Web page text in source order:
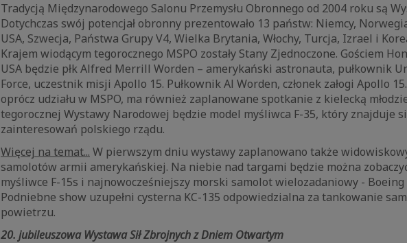
Tradycją Międzynarodowego Salonu Przemysłu Obronnego od 2004 roku są
Dotychczas swój potencjał obronny prezentowało 13 państw: Niemcy,
USA, Szwecja, Państwa Grupy V4, Wielka Brytania, Włochy, Turcja, Izrael i
Krajem wiodącym tegorocznego MSPO zostały Stany Zjednoczone. Gościem
USA będzie płk Alfred Merrill Worden – amerykański astronauta, pułkownik
Force, uczestnik misji Apollo 15. Pułkownik Al Worden, członek załogi Apollo
oprócz udziału w MSPO, ma również zaplanowane spotkanie z kielecką
tegorocznej Wystawy Narodowej będzie model myśliwca F-35, który znajduje
zainteresowań polskiego rządu.
Więcej na temat... W pierwszym dniu wystawy zaplanowano także
samolotów armii amerykańskiej. Na niebie nad targami będzie można
myśliwce F-15s i najnowocześniejszy morski samolot wielozadaniowy - Boeing
Podniebne show uzupełni cysterna KC-135 odpowiedzialna za tankowanie
powietrzu.
20. jubileuszowa Wystawa Sił Zbrojnych z Dniem Otwartym